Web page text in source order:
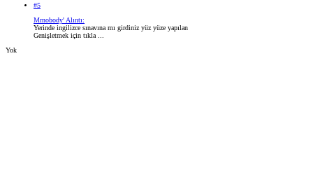
#5
Mrnobody' Alıntı:
Yerinde ingilizce sınavına mı girdiniz yüz yüze yapılan
Genişletmek için tıkla ...
Yok